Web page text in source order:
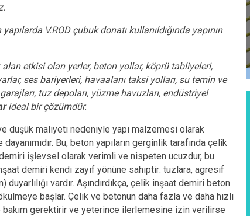
V.ROD çubuk donatı kullanıldığında yapının
etkisi olan yerler, beton yollar, köprü tabliyeleri,
ses bariyerleri, havaalanı taksi yolları, su temin ve
tuz depoları, yüzme havuzları, endüstriyel
ideal bir çözümdür.
ve düşük maliyeti nedeniyle yapı malzemesi olarak
dayanımıdır. Bu, beton yapıların gerginlik tarafında çelik
işlevsel olarak verimli ve nispeten ucuzdur, bu
demiri kendi zayıf yönüne sahiptir: tuzlara, agresif
vardır. Aşındırdıkça, çelik inşaat demiri beton
başlar. Çelik ve betonun daha fazla ve daha hızlı
bakım gerektirir ve yeterince ilerlemesine izin verilirse